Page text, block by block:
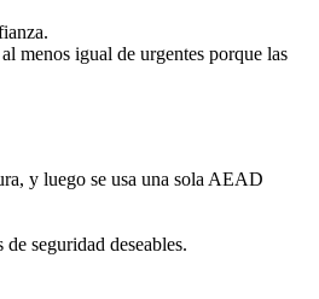
menos igual de urgentes porque las
y luego se usa una sola AEAD
seguridad deseables.